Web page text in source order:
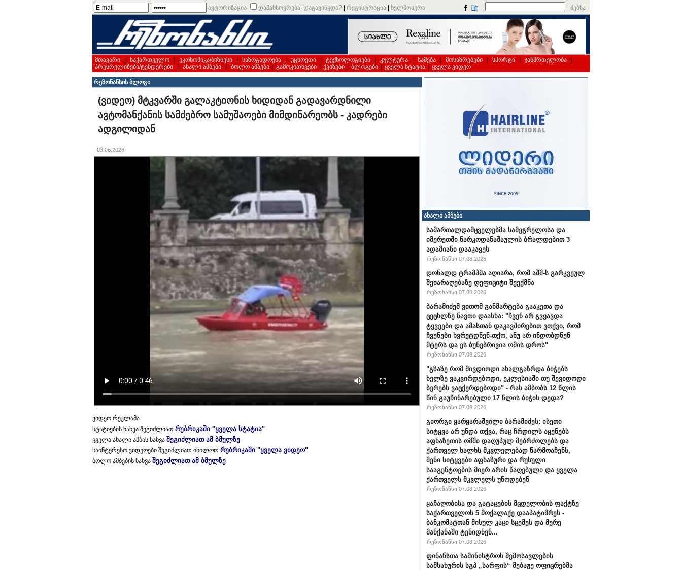
ავტორიზაცია დამახსოვრება დაგავიწყდა? რეგისტრაცია ხელმოწერა ძებნა
მთავარი საქართველო ეკონომიკა/ბიზნესი საზოგადოება უცხოეთი ტექნოლოგიები კულტურა სამება მოსაზრებები სპორტი ჯანმრთელობა
პრესრელიზები/ტენდერები
ახალი ამბები ბოლო ამბები გამოკითხვები ქვიზები ბლოგები ყველა სტატია ყველა ვიდეო
რეზონანსის ბლოგი
(ვიდეო) მტკვარში გალაკტიონის ხიდიდან გადავარდნილი
ავტომანქანის სამძებრო სამუშაოები მიმდინარეობს - კადრები
ადგილიდან
03.06.2026
ვიდეო რეკლამა
სტატიების ნახვა შეგიძლიათ რუბრიკაში "ყველა სტატია"
ყველა ახალი ამბის ნახვა შეგიძლიათ ამ ბმულზე
საინტერესო ვიდეოები შეგიძლიათ იხილოთ რუბრიკაში "ყველა ვიდეო"
ბოლო ამბების ნახვა შეგიძლიათ ამ ბმულზე
ახალი ამბები
სამართალდამცველებმა სამეგრელოსა და
იმერეთში ნარკოდანაშაულის ბრალდებით 3
ადამიანი დააკავეს
რეზონანსი 07.08.2026
დონალდ ტრამპმა აღიარა, რომ აშშ-ს გარკვეულ
შეიარაღებაზე დეფიციტი შეექმნა
რეზონანსი 07.08.2026
ბარამიძემ ვითომ განმარტება გააკეთა და
ცეცხლზე ნავთი დაასხა: "ჩვენ არ გვყავდა
ტყვეები და ამასთან დაკავშირებით ვთქვი, რომ
ჩვენები ხვრეტდნენ-თქო, ანუ არ ინდობდნენ
მტერს და ეს ბუნებრივია ომის დროს"
რეზონანსი 07.08.2026
"გზაზე რომ მივდიოდი ახალგაზრდა ბიჭებს
ხელზე ვაკვირდებოდი, ეკლესიაში თუ შევიდოდი
ბერებს ვაცქერდებოდი" - რას ამბობს 12 წლის
წინ გაუჩინარებული 17 წლის ბიჭის დედა?
რეზონანსი 07.08.2026
გიორგი ყარყარაშვილი ბარამიძეს: ისეთი
სიტყვა არ უნდა თქვა, რაც ჩრდილს აყენებს
აფხაზეთის ომში დაღუპულ მებრძოლებს და
ქართველ ხალხს მკვლელებად წარმოაჩენს,
შენი სიტყვები აფხაზური და რუსული
სააგენტოების მიერ არის წაღებული და ყველა
ქართველს მკვლელს უწოდებენ
რეზონანსი 07.08.2026
ყაჩაღობისა და გატაცების მცდელობის ფაქტზე
საქართველოს 5 მოქალაქე დააპატიმრეს -
ბანკომატთან მისულ კაცი სცემეს და მერე
მანქანაში ტენიდნენ...
რეზონანსი 07.08.2026
ფინანსთა სამინისტროს შემოსავლების
სამსახურის სგპ „სარფის“ მებაჟე ოფიცრებმა